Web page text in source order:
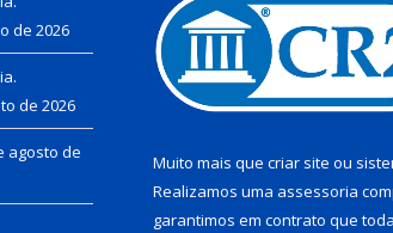
de 2026
de 2026
agosto de
Muito mais que criar site ou
Realizamos uma assessoria
garantimos em contrato que